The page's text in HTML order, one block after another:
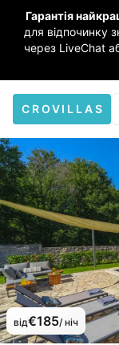
Гарантія
для відпочинку
через LiveChat
CROVILLAS
від€185/ ніч